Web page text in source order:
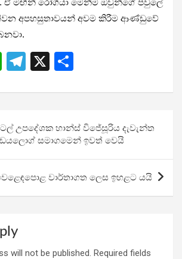
අපහසුතාවයන් අවම කිරීම ආණ්ඩුවේ
W
at
s
A
p
p
T
e
gr
a
m
X
ar
e
උපදේශක හාන්ස් විජේසූරිය දැවැන්ත
ඩයලොග් සමාගමෙන් ඉවත් වෙයි
වාර්තාගත ලෙස ඉහළට යයි
will not be published. Required fields